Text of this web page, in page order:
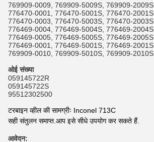
769909-0009, 769909-5009S, 769909-2009S
776470-0001, 776470-5001S, 776470-2001S
776470-0003, 776470-5003S, 776470-2003S
776469-0004, 776469-5004S, 776469-2004S
776469-0005, 776469-5005S, 776469-2005S
776469-0001, 776469-5001S, 776469-2001S
769909-0010, 769909-5010S, 769909-2010S
ओई संख्या
059145722R
059145722S
95512302500
टरबाइन व्हील की सामग्रीः Inconel 713C
सही संतुलन समाप्त.आप इसे सीधे उपयोग कर सकते हैं.
आवेदन: